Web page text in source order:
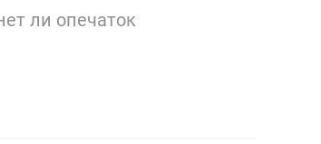
ли опечаток